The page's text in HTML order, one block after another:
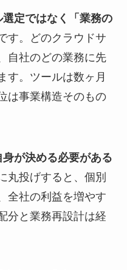
定ではなく「業務の
す。どのクラウドサ
自社のどの業務に先
す。ツールは数ヶ月
は事業構造そのもの
が決める必要がある
丸投げすると、個別
全社の利益を増やす
分と業務再設計は経